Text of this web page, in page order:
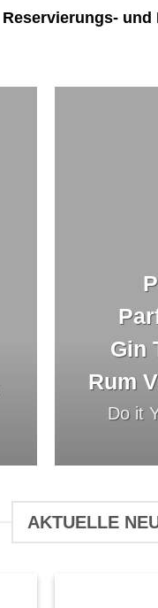
Reservierungs-
Gin
Rum
Do it
AKTUELLE